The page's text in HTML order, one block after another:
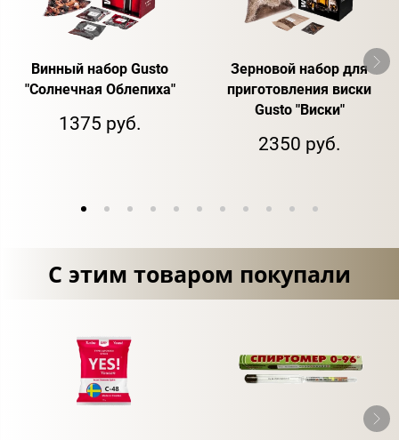
Винный набор Gusto
"Солнечная Облепиха"
1375 руб.
Зерновой набор для
приготовления виски
Gusto "Виски"
2350 руб.
С этим товаром покупали